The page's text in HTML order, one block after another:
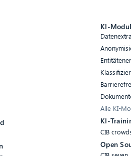
KI-
Alle KI-
KI-
CIB
Open